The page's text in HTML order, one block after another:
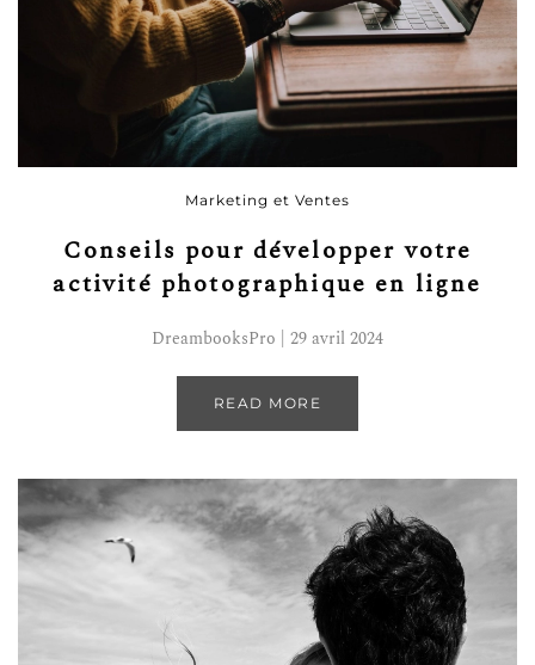
Marketing et Ventes
Conseils pour développer votre
activité photographique en ligne
DreambooksPro | 29 avril 2024
READ MORE